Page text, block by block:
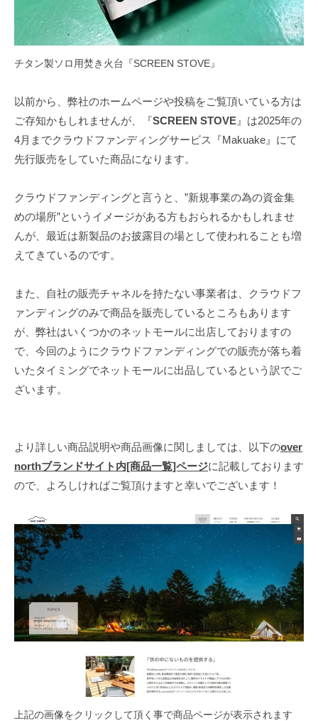
チタン製ソロ用焚き火台『SCREEN STOVE』
以前から、弊社のホームページや投稿をご覧頂いている方は
ご存知かもしれませんが、『SCREEN STOVE 』は2025年の
4月までクラウドファンディングサービス『Makuake』にて
先行販売をしていた商品になります。
クラウドファンディングと言うと、”新規事業の為の資金集
めの場所”というイメージがある方もおられるかもしれませ
んが、最近は新製品のお披露目の場として使われることも増
えてきているのです。
また、自社の販売チャネルを持たない事業者は、クラウドフ
ァンディングのみで商品を販売しているところもあります
が、弊社はいくつかのネットモールに出店しておりますの
で、今回のようにクラウドファンディングでの販売が落ち着
いたタイミングでネットモールに出品しているという訳でご
ざいます。
より詳しい商品説明や商品画像に関しましては、以下のover
northブランドサイト内[商品一覧]ページに記載しております
ので、よろしければご覧頂けますと幸いでございます！
上記の画像をクリックして頂く事で商品ページが表示されます